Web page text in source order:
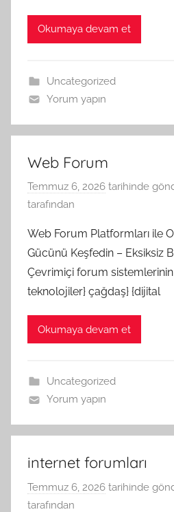
Okumaya devam et
Uncategorized
Yorum yapın
Web Forum
Temmuz 6, 2026 tarihinde
tarafından
Web Forum Platformları ile
Gücünü Keşfedin – Eksiksiz
Çevrimiçi forum
teknolojiler} çağdaş} {dijital
Okumaya devam et
Uncategorized
Yorum yapın
internet forumları
Temmuz 6, 2026 tarihinde
tarafından